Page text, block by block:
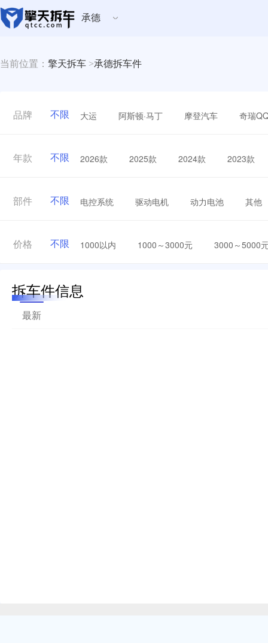
承德
当前位置： 擎天拆车 >承德拆车件
品牌 不限 大运 阿斯顿·马丁 摩登汽车 奇瑞
年款 不限 2026款 2025款 2024款 2023款
部件 不限 电控系统 驱动电机 动力电池 其他
价格 不限 1000以内 1000～3000元 3000～5000
拆车件信息
最新